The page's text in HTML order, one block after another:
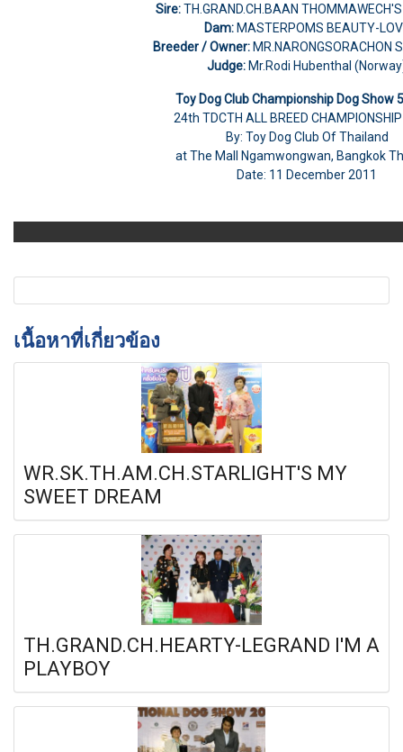
Sire:TH.GRAND.CH.BAAN
Dam:MASTERPOMS BEAUTY-
Breeder / Owner:MR.NARONGSORACHON
Judge:Mr.Rodi Hubenthal
Toy Dog Club Championship Dog Show
24th TDCTH ALL BREED
By: Toy Dog Club Of Thailand
at The Mall Ngamwongwan, Bangkok
Date: 11 December 2011
เนื้อหาที่เกี่ยวข้อง
WR.SK.TH.AM.CH.STARLIGHT'S MY
SWEET DREAM
TH.GRAND.CH.HEARTY-LEGRAND I'M A
PLAYBOY